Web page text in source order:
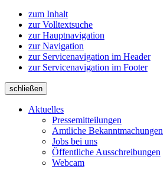
zum Inhalt
zur Volltextsuche
zur Hauptnavigation
zur Navigation
zur Servicenavigation im Header
zur Servicenavigation im Footer
schließen
Aktuelles
Pressemitteilungen
Amtliche Bekanntmachungen
Jobs bei uns
Öffentliche Ausschreibungen
Webcam